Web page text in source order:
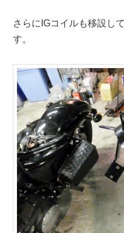
さらにIGコイルも移設し
す。